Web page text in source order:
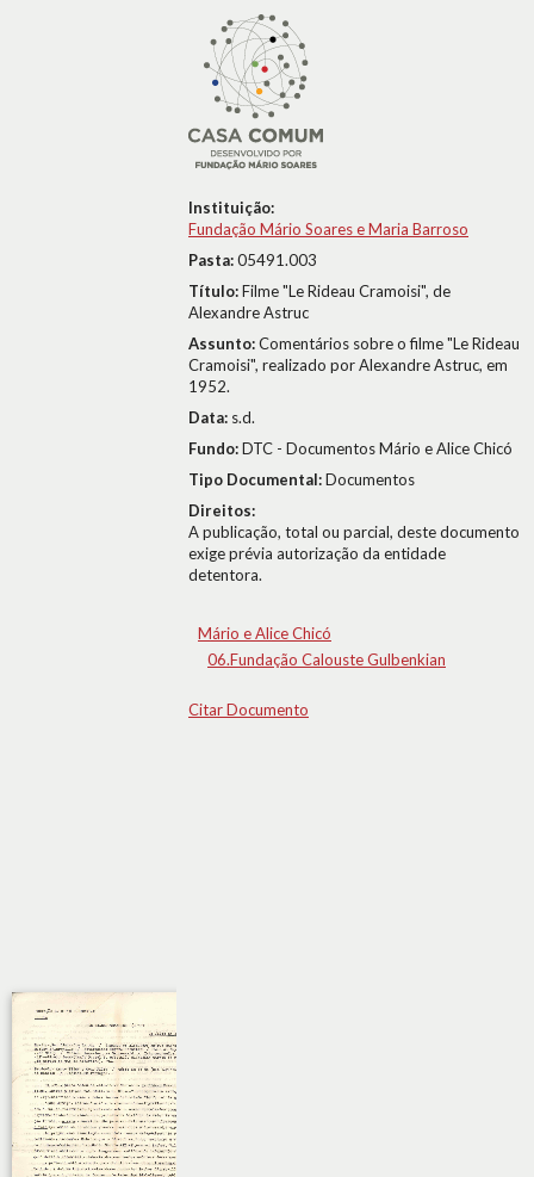
Instituição:
Fundação Mário Soares e Maria Barroso
Pasta:05491.003
Título:Filme "Le Rideau Cramoisi", de
Alexandre Astruc
Assunto:Comentários sobre o filme "Le Rideau
Cramoisi", realizado por Alexandre Astruc, em
1952.
Data: s.d.
Fundo:DTC - Documentos Mário e Alice Chicó
Tipo Documental:Documentos
Direitos:
A publicação, total ou parcial, deste documento
exige prévia autorização da entidade
detentora.
Mário e Alice Chicó
06.Fundação Calouste Gulbenkian
Citar Documento